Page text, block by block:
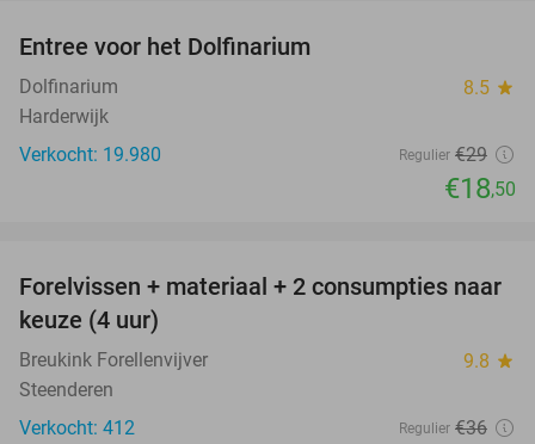
Entree voor het Dolfinarium
Dolfinarium 8.5 star
Harderwijk
Verkocht: 19.980
Regulier €29
€18,50
50%
Forelvissen + materiaal + 2 consumpties naar
keuze (4 uur)
Breukink Forellenvijver 9.8 star
Steenderen
Verkocht: 412
Regulier €36